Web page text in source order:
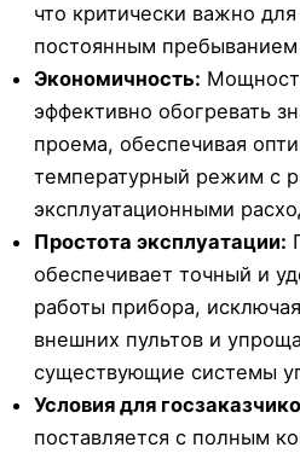
что критически важно
постоянным
Экономичность:
эффективно обогревать
проема, обеспечивая
температурный режим с
эксплуатационными
Простота эксплуатации:
обеспечивает точный и
работы прибора,
внешних пультов и
существующие системы
Условия для
поставляется с полным